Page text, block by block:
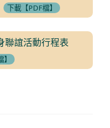
下載【PDF檔】
聯誼活動行程表